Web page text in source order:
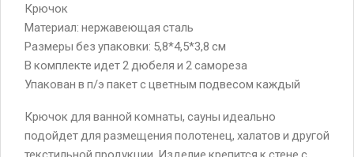
Крючок
Материал: нержавеющая сталь
Размеры без упаковки: 5,8*4,5*3,8 см
В комплекте идет 2 дюбеля и 2 самореза
Упакован в п/э пакет с цветным подвесом каждый
Крючок для ванной комнаты, сауны идеально
подойдет для размещения полотенец, халатов и другой